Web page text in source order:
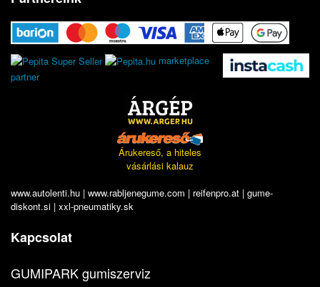
marketplace
partner
Árukereső, a hiteles
vásárlási kalauz
www.autolenti.hu | www.rabljenegume.com | reifenpro.at | gume-
diskont.si | xxl-pneumatiky.sk
Kapcsolat
GUMIPARK gumiszerviz